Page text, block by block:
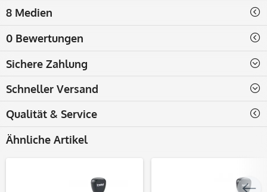
8 Medien
0 Bewertungen
Sichere Zahlung
Schneller Versand
Qualität & Service
Ähnliche Artikel